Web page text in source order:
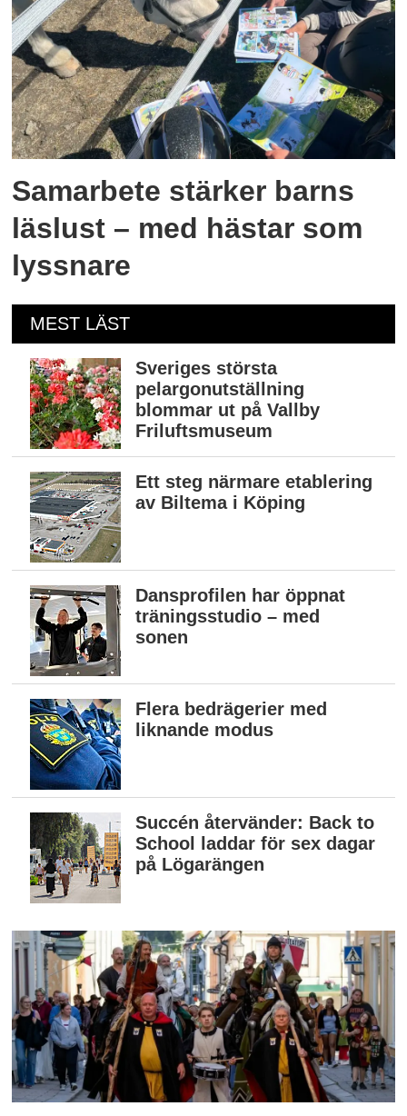
Samarbete stärker barns
läslust – med hästar som
lyssnare
MEST LÄST
Sveriges största
pelargonutställning
blommar ut på Vallby
Friluftsmuseum
Ett steg närmare etablering
av Biltema i Köping
Dansprofilen har öppnat
träningsstudio – med
sonen
Flera bedrägerier med
liknande modus
Succén återvänder: Back to
School laddar för sex dagar
på Lögarängen